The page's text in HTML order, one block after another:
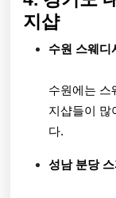
지샵
수원 스웨디
수원에는 스
지샵들이 많
다.
성남 분당